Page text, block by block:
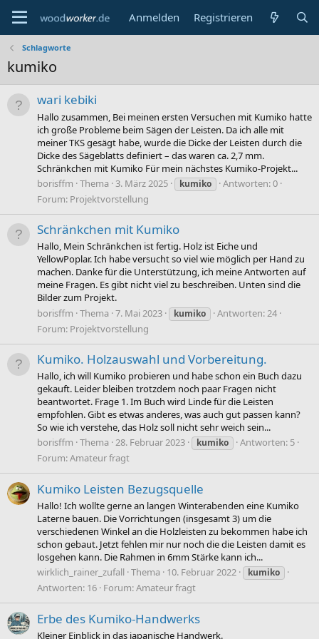
Anmelden Registrieren
Schlagworte
kumiko
wari kebiki
Hallo zusammen, Bei meinen ersten Versuchen mit Kumiko hatte
ich große Probleme beim Sägen der Leisten. Da ich alle mit
meiner TKS gesägt habe, wurde die Dicke der Leisten durch die
Dicke des Sägeblatts definiert – das waren ca. 2,7 mm.
Schränkchen mit Kumiko Für mein nächstes Kumiko-Projekt...
borisffm Thema 3. März 2025 kumiko
Antworten: 0
Forum: Projektvorstellung
Schränkchen mit Kumiko
Hallo, Mein Schränkchen ist fertig. Holz ist Eiche und
YellowPoplar. Ich habe versucht so viel wie möglich per Hand zu
machen. Danke für die Unterstützung, ich meine Antworten auf
meine Fragen. Es gibt nicht viel zu beschreiben. Unten sind die
Bilder zum Projekt.
borisffm Thema 7. Mai 2023 kumiko
Antworten: 24
Forum: Projektvorstellung
Kumiko. Holzauswahl und Vorbereitung.
Hallo, ich will Kumiko probieren und habe schon ein Buch dazu
gekauft. Leider bleiben trotzdem noch paar Fragen nicht
beantwortet. Frage 1. Im Buch wird Linde für die Leisten
empfohlen. Gibt es etwas anderes, was auch gut passen kann?
So wie ich verstehe, das Holz soll nicht sehr weich sein...
borisffm Thema 28. Februar 2023 kumiko
Antworten: 5
Forum:Amateur fragt
Kumiko Leisten Bezugsquelle
Hallo! Ich wollte gerne an langen Winterabenden eine Kumiko
Laterne bauen. Die Vorrichtungen (insgesamt 3) um die
verschiedenen Winkel an die Holzleisten zu bekommen habe ich
schon gebaut. Jetzt fehlen mir nur noch die die Leisten damit es
losgehen kann. Die Rahmen in 6mm Stärke kann ich...
wirklich_rainer_zufall Thema 10. Februar 2022 kumiko
Antworten: 16 Forum:Amateur fragt
Erbe des Kumiko-Handwerks
Kleiner Einblick in das japanische Handwerk.